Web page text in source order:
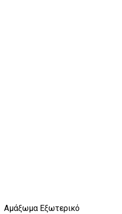
Αμάξωμα Εξωτερικό